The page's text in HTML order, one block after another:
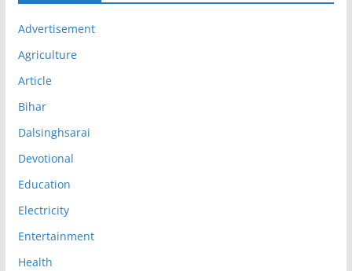
Advertisement
Agriculture
Article
Bihar
Dalsinghsarai
Devotional
Education
Electricity
Entertainment
Health